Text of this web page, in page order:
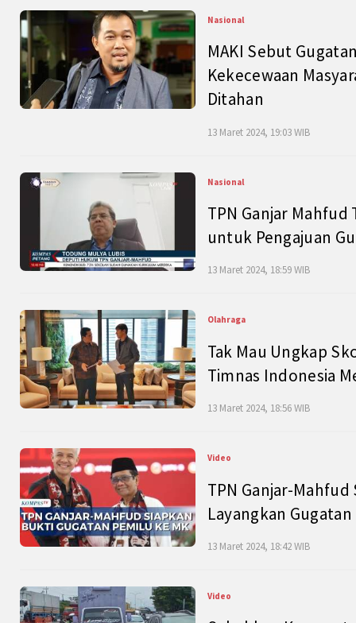
Nasional
MAKI Sebut
Kekecewaan
Ditahan
13 Maret 2024, 19:03 WIB
Nasional
TPN Ganjar
untuk Pengajuan
13 Maret 2024, 18:59 WIB
Olahraga
Tak Mau Ungkap
Timnas Indonesia
13 Maret 2024, 18:56 WIB
Video
TPN Ganjar-
Layangkan
13 Maret 2024, 18:42 WIB
Video